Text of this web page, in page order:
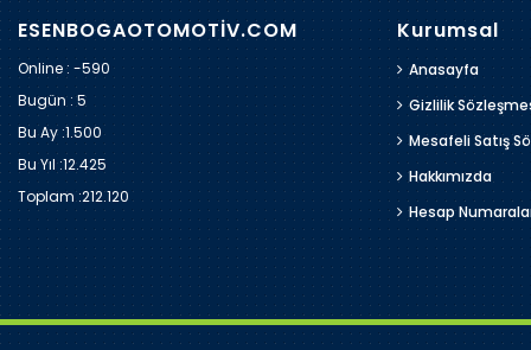
ESENBOGAOTOMOTİV.COM
Online : -590
Bugün :5
Bu Ay :1.500
Bu Yıl :12.425
Toplam :212.120
Kurumsal
Anasayfa
Gizlilik
Mesafeli Satış
Hakkımızda
Hesap